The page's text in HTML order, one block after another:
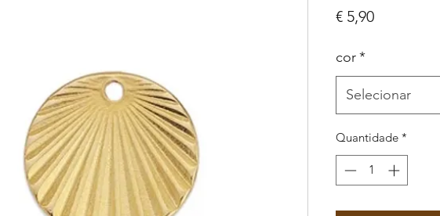
€ 5,90Preço
cor*
Selecionar
Quantidade *